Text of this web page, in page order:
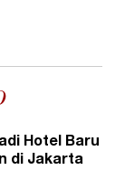
Hotel Baru
di Jakarta